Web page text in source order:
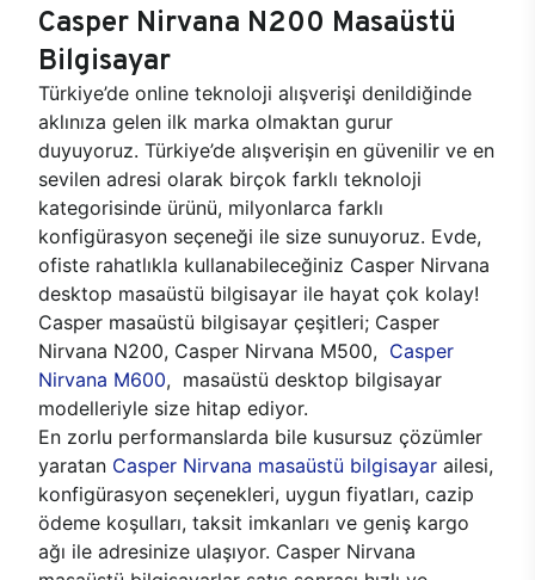
Casper Nirvana N200 Masaüstü
Bilgisayar
Türkiye’de online teknoloji alışverişi denildiğinde
aklınıza gelen ilk marka olmaktan gurur
duyuyoruz. Türkiye’de alışverişin en güvenilir ve en
sevilen adresi olarak birçok farklı teknoloji
kategorisinde ürünü, milyonlarca farklı
konfigürasyon seçeneği ile size sunuyoruz. Evde,
ofiste rahatlıkla kullanabileceğiniz Casper Nirvana
desktop masaüstü bilgisayar ile hayat çok kolay!
Casper masaüstü bilgisayar çeşitleri; Casper
Nirvana N200, Casper Nirvana M500, Casper
Nirvana M600, masaüstü desktop bilgisayar
modelleriyle size hitap ediyor.
En zorlu performanslarda bile kusursuz çözümler
yaratan Casper Nirvana masaüstü bilgisayar ailesi,
konfigürasyon seçenekleri, uygun fiyatları, cazip
ödeme koşulları, taksit imkanları ve geniş kargo
ağı ile adresinize ulaşıyor. Casper Nirvana